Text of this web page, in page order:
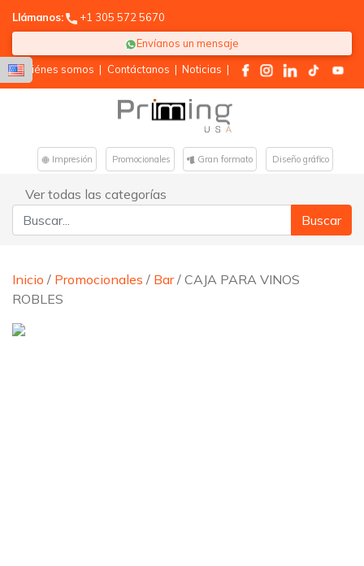
Llámanos:
+1 305 572 5670
Envíanos un mensaje
Quiénes somos | Contáctanos | Noticias |
Impresión Promocionales Gran formato Diseño gráfico
Ver todas las categorías
Buscar:
Inicio / Promocionales / Bar/ CAJA PARA VINOS
ROBLES